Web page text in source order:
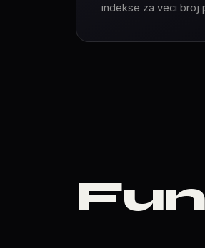
indekse za veci broj